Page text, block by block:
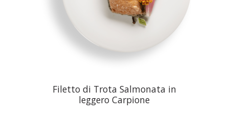
Filetto di Trota Salmonata in
leggero Carpione